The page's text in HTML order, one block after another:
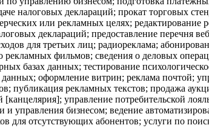
налоговых деклараций; прокат торговых
или рекламных целях; редактирование
деклараций; предоставление перечня
для третьих лиц; радиореклама;
фильмов; сведения о деловых
базах данных; тестирование
оформление витрин; реклама почтой;
публикация рекламных текстов; продажа
управление потребительской
управления бизнесом; ведение
для отсутствующих абонентов; услуги по